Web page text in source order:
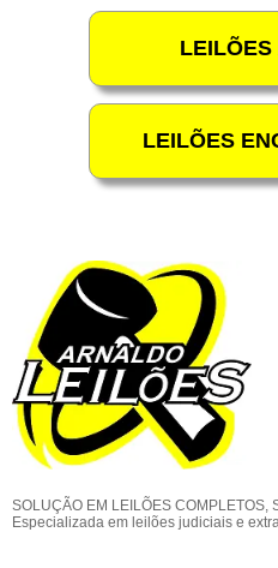
SOLUÇÃO EM LEILÕES COMPLETOS,
Especializada em leilões judiciais e